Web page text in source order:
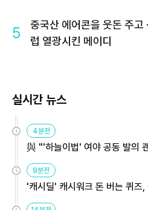
5
중국산 에어콘을 웃돈 주고
럽 열광시킨 메이디
실시간 뉴스
4분전
與 "'하늘이법' 여야 공동 발의
9분전
'캐시딜' 캐시워크 돈 버는 퀴즈,